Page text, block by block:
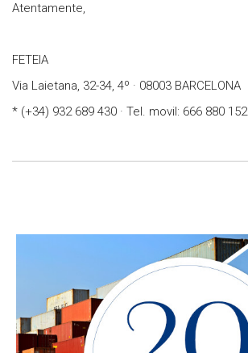
Atentamente,
FETEIA
Via Laietana, 32-34, 4º · 08003 BARCELONA
* (+34) 932 689 430 · Tel. movil: 666 880 152